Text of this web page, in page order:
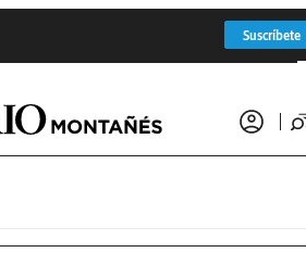
Suscríbete